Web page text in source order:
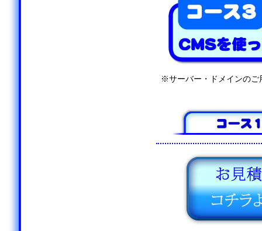
※サーバー・ドメインのご